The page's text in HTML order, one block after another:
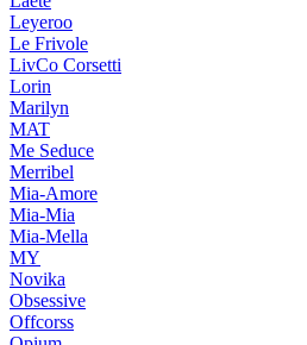
Leyeroo
Le Frivole
LivCo Corsetti
Lorin
Marilyn
MAT
Me Seduce
Merribel
Mia-Amore
Mia-Mia
Mia-Mella
MY
Novika
Obsessive
Offcorss